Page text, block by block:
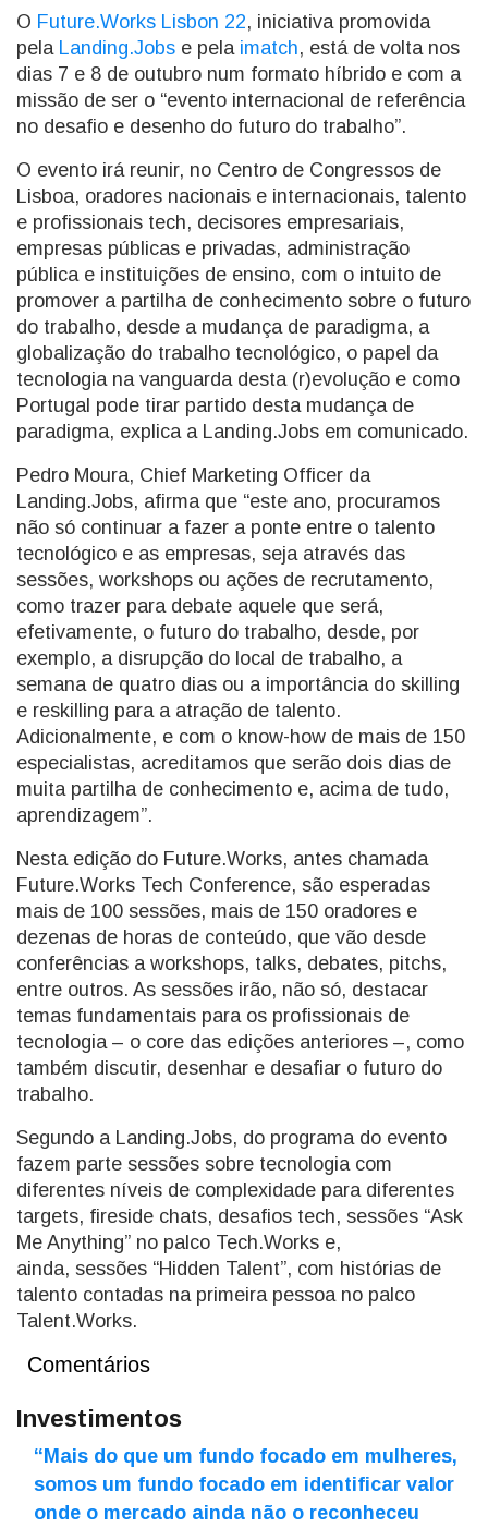
O Future.Works Lisbon 22, iniciativa promovida
pela Landing.Jobs e pela imatch, está de volta nos
dias 7 e 8 de outubro num formato híbrido e com a
missão de ser o “evento internacional de referência
no desafio e desenho do futuro do trabalho”.
O evento irá reunir, no Centro de Congressos de
Lisboa, oradores nacionais e internacionais, talento
e profissionais tech, decisores empresariais,
empresas públicas e privadas, administração
pública e instituições de ensino, com o intuito de
promover a partilha de conhecimento sobre o futuro
do trabalho, desde a mudança de paradigma, a
globalização do trabalho tecnológico, o papel da
tecnologia na vanguarda desta (r)evolução e como
Portugal pode tirar partido desta mudança de
paradigma, explica a Landing.Jobs em comunicado.
Pedro Moura, Chief Marketing Officer da
Landing.Jobs, afirma que “este ano, procuramos
não só continuar a fazer a ponte entre o talento
tecnológico e as empresas, seja através das
sessões, workshops ou ações de recrutamento,
como trazer para debate aquele que será,
efetivamente, o futuro do trabalho, desde, por
exemplo, a disrupção do local de trabalho, a
semana de quatro dias ou a importância do skilling
e reskilling para a atração de talento.
Adicionalmente, e com o know-how de mais de 150
especialistas, acreditamos que serão dois dias de
muita partilha de conhecimento e, acima de tudo,
aprendizagem”.
Nesta edição do Future.Works, antes chamada
Future.Works Tech Conference, são esperadas
mais de 100 sessões, mais de 150 oradores e
dezenas de horas de conteúdo, que vão desde
conferências a workshops, talks, debates, pitchs,
entre outros. As sessões irão, não só, destacar
temas fundamentais para os profissionais de
tecnologia – o core das edições anteriores –, como
também discutir, desenhar e desafiar o futuro do
trabalho.
Segundo a Landing.Jobs, do programa do evento
fazem parte sessões sobre tecnologia com
diferentes níveis de complexidade para diferentes
targets, fireside chats, desafios tech, sessões “Ask
Me Anything” no palco Tech.Works e,
ainda, sessões “Hidden Talent”, com histórias de
talento contadas na primeira pessoa no palco
Talent.Works.
Comentários
Investimentos
“Mais do que um fundo focado em mulheres,
somos um fundo focado em identificar valor
onde o mercado ainda não o reconheceu